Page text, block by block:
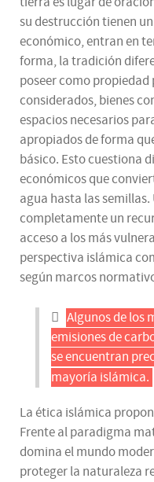
su destrucción tienen
económico, entran en
forma, la tradición
poseer como
considerados, bienes
espacios necesarios
apropiados de forma
básico. Esto cuestiona
económicos que
agua hasta las
completamente un
acceso a los más
perspectiva islámica
según marcos
Algunos de los
emisiones de
se encuentran
mayoría islámica.
La ética islámica
Frente al paradigma
domina el mundo
proteger la naturaleza